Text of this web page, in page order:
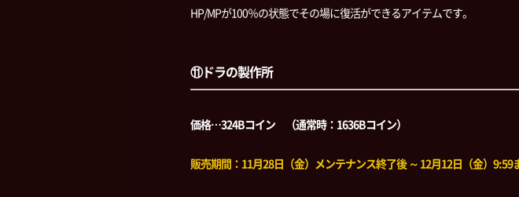
HP/MPが100％の状態でその場に復活ができるアイテムです。
⑪ドラの製作所
価格…324Bコイン （通常時：1636Bコイン）
販売期間：11月28日（金）メンテナンス終了後 ～ 12月12日（金）9:59